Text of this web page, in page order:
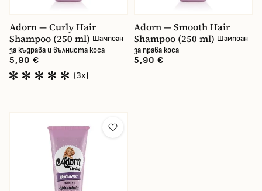
Adorn — Curly Hair
Shampoo (250 ml) Шампоан
за къдрава и вълниста коса
5,90 €
(3x)
Adorn — Smooth Hair
Shampoo (250 ml) Шампоан
за права коса
5,90 €